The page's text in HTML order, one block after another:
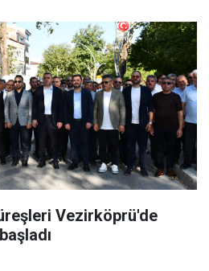
Vezirköprü'de